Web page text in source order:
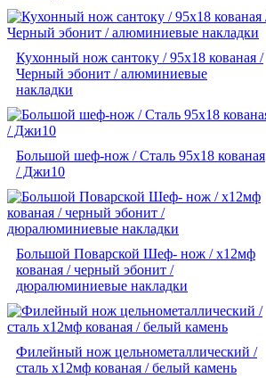
Кухонный нож сантоку / 95х18 кованая /
Черный эбонит / алюминиевые
накладки
Большой шеф-нож / Сталь 95х18 кованая
/ Джи10
Большой Поварской Шеф- нож / х12мф
кованая / черный эбонит /
дюралюминиевые накладки
Филейный нож цельнометаллический /
сталь х12мф кованая / белый камень